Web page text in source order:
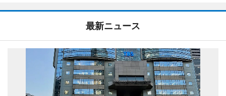
最新ニュース